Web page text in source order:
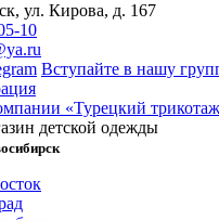
ул. Кирова, д. 167
10
Вступайте в нашу
детской одежды